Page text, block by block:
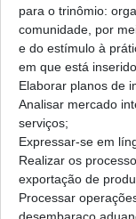
para o trinômio:
comunidade, por
e do estímulo à
em que está
Elaborar planos de
Analisar mercado
serviços;
Expressar-se em
Realizar os
exportação de
Processar